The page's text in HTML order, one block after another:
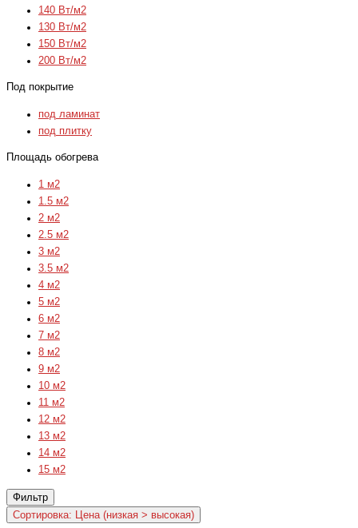
140 Вт/м2
130 Вт/м2
150 Вт/м2
200 Вт/м2
Под покрытие
под ламинат
под плитку
Площадь обогрева
1 м2
1.5 м2
2 м2
2.5 м2
3 м2
3.5 м2
4 м2
5 м2
6 м2
7 м2
8 м2
9 м2
10 м2
11 м2
12 м2
13 м2
14 м2
15 м2
Фильтр
Сортировка: Цена (низкая > высокая)